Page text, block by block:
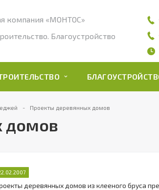
компания «МОНТОС»
Благоустройство
Проекты деревянных домов
домов
деревянных домов из клееного бруса